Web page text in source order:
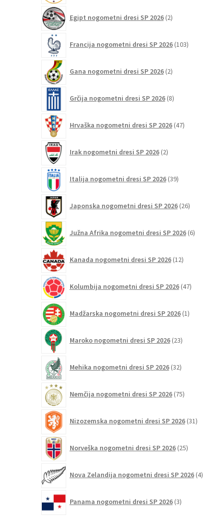
Egipt nogometni dresi SP 2026 2izdelka
Francija nogometni dresi SP 2026 103izdelki
Gana nogometni dresi SP 2026 2izdelka
Grčija nogometni dresi SP 2026 8izdelkov
Hrvaška nogometni dresi SP 2026 47izdelkov
Irak nogometni dresi SP 2026 2izdelka
Italija nogometni dresi SP 2026 39izdelkov
Japonska nogometni dresi SP 2026 26izdelkov
Južna Afrika nogometni dresi SP 2026 6izdelkov
Kanada nogometni dresi SP 2026 12izdelkov
Kolumbija nogometni dresi SP 2026 47izdelkov
Madžarska nogometni dresi SP 2026 1izdelek
Maroko nogometni dresi SP 2026 23izdelkov
Mehika nogometni dresi SP 2026 32izdelkov
Nemčija nogometni dresi SP 2026 75izdelkov
Nizozemska nogometni dresi SP 2026 31izdelkov
Norveška nogometni dresi SP 2026 25izdelkov
Nova Zelandija nogometni dresi SP 2026 4izdelki
Panama nogometni dresi SP 2026 3izdelki